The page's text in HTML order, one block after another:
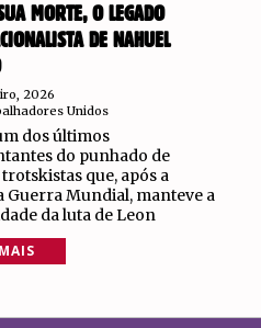
MORTE, O LEGADO
DE NAHUEL
2026
Unidos
dos últimos
do punhado de
que, após a
Guerra Mundial, manteve a
da luta de Leon